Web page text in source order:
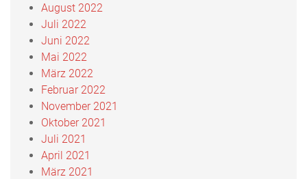
August 2022
Juli 2022
Juni 2022
Mai 2022
März 2022
Februar 2022
November 2021
Oktober 2021
Juli 2021
April 2021
März 2021